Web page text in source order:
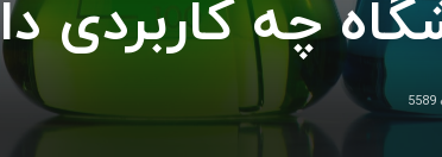
چه کاربردی
5589